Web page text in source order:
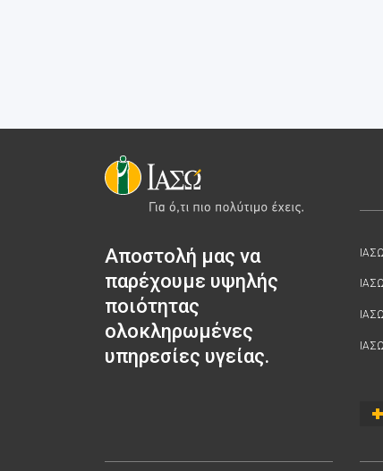
Αποστολή μας να
παρέχουμε υψηλής
ποιότητας
ολοκληρωμένες
υπηρεσίες υγείας.